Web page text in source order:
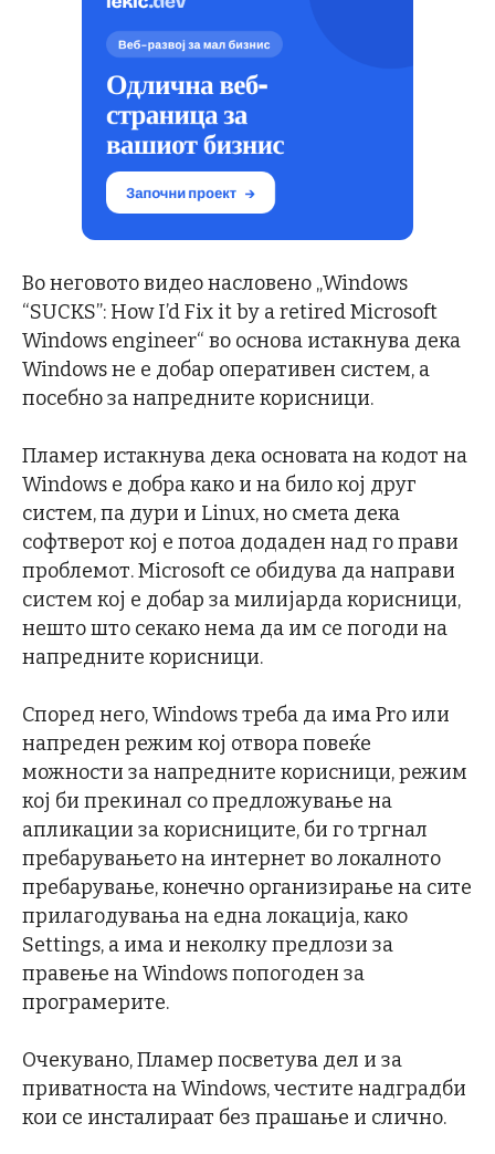
Во неговото видео насловено „Windows
“SUCKS”: How I’d Fix it by a retired Microsoft
Windows engineer“ во основа истакнува дека
Windows не е добар оперативен систем, а
посебно за напредните корисници.
Пламер истакнува дека основата на кодот на
Windows е добра како и на било кој друг
систем, па дури и Linux, но смета дека
софтверот кој е потоа додаден над го прави
проблемот. Microsoft се обидува да направи
систем кој е добар за милијарда корисници,
нешто што секако нема да им се погоди на
напредните корисници.
Според него, Windows треба да има Pro или
напреден режим кој отвора повеќе
можности за напредните корисници, режим
кој би прекинал со предложување на
апликации за корисниците, би го тргнал
пребарувањето на интернет во локалното
пребарување, конечно организирање на сите
прилагодувања на една локација, како
Settings, а има и неколку предлози за
правење на Windows попогоден за
програмерите.
Очекувано, Пламер посветува дел и за
приватноста на Windows, честите надградби
кои се инсталираат без прашање и слично.